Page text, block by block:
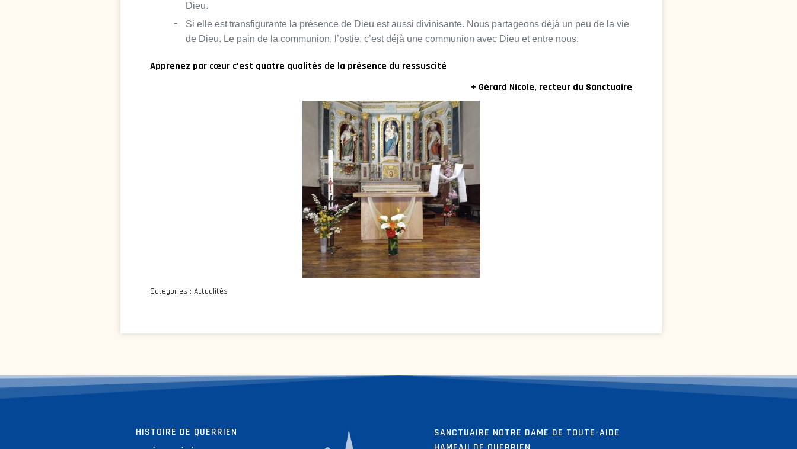
Dieu.
Si elle est transfigurante la présence de Dieu est aussi divinisante. Nous partageons déjà un peu de la vie
de Dieu. Le pain de la communion, l’ostie, c’est déjà une communion avec Dieu et entre nous.
Apprenez par cœur c’est quatre qualités de la présence du ressuscité
+ Gérard Nicole, recteur du Sanctuaire
Catégories : Actualités
HISTOIRE DE QUERRIEN
SANCTUAIRE NOTRE DAME DE TOUTE-AIDE